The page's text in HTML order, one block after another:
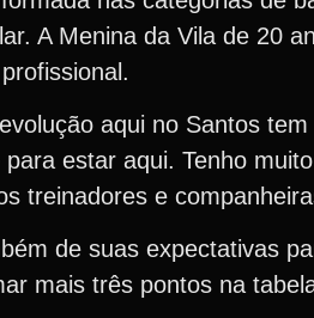
A Menina da Vila de 20
aqui no Santos
estar aqui. Tenho
treinadores e
de suas expectativas
mais três pontos na